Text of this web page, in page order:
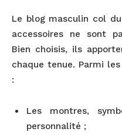
Le blog masculin col
accessoires ne sont
Bien choisis, ils
chaque tenue. Parmi
:
Les montres,
personnalité ;